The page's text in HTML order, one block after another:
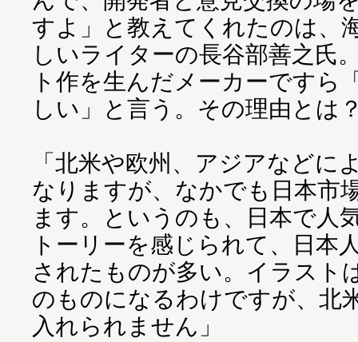
すよ」と教えてくれたのは、
しいライターの長谷部善之氏
ト作を生んだメーカーですら
しい」と言う。その理由とは
「北米や欧州、アジアなどに
なりますが、なかでも日本市
ます。というのも、日本で人
トーリーを感じられて、日本
されたものが多い。イラスト
のものになるわけですが、北
入れられません」